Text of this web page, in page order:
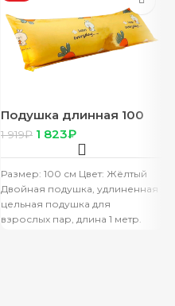
Подушка длинная 100
см Желтая Морковки
1 919₽ 1 823₽
Размер: 100 см Цвет: Жёлтый
Двойная подушка, удлиненная
цельная подушка для
взрослых пар, длина 1 метр.